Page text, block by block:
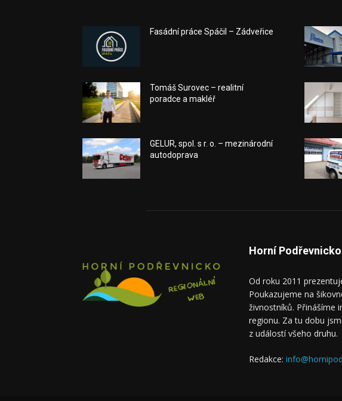
Fasádní práce Spáčil – Zádveřice
Tomáš Surovec – realitní
poradce a makléř
GELUR, spol. s r. o. – mezinárodní
autodoprava
Horní
Od roku 2011
Poukazujeme na
živnostníků. Přinášíme
regionu. Za tu dobu
z událostí všeho druhu.
Redakce: